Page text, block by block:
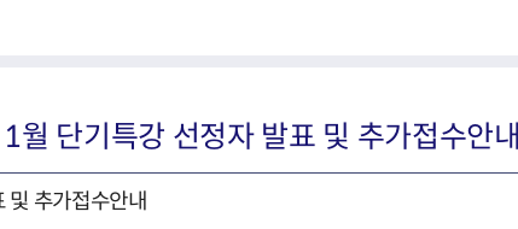
치회관
회관
치회관
회관
월 단기특강 선정자 발표 및 추가접수안내
추가접수안내